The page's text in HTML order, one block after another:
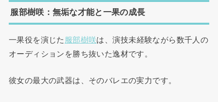
服部樹咲：無垢な才能と一果の成長
一果役を演じた 服部樹咲は、演技未経験ながら数千人の
オーディションを勝ち抜いた逸材です。
彼女の最大の武器は、そのバレエの実力です。